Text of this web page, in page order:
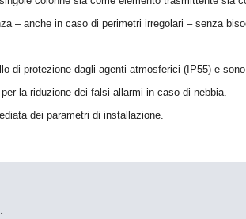
– anche in caso di perimetri irregolari – senza
di protezione dagli agenti atmosferici (IP55) e
la riduzione dei falsi allarmi in caso di nebbia.
dei parametri di installazione.